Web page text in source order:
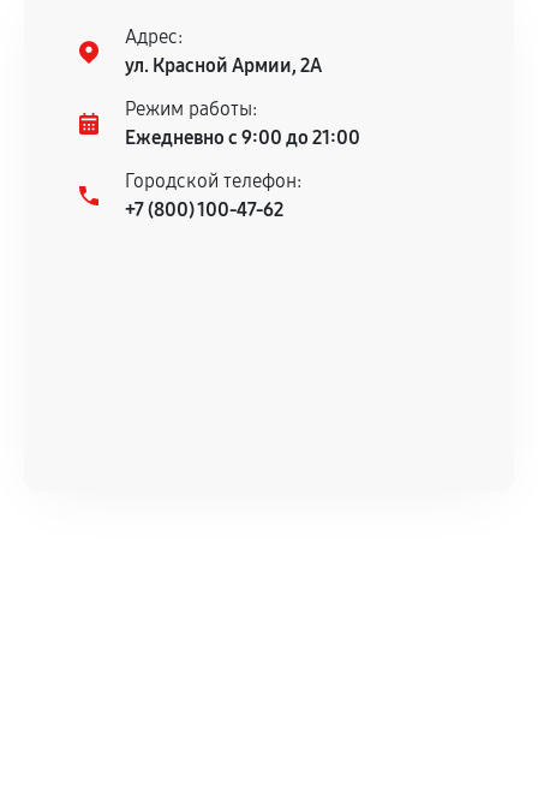
Адрес:
ул. Красной Армии, 2А
Режим работы:
Ежедневно с 9:00 до 21:00
Городской телефон:
+7 (800) 100-47-62